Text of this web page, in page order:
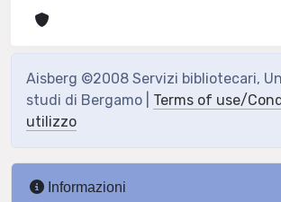
Aisberg ©2008 Servizi bibliotecari,
studi di Bergamo | Terms of use/
utilizzo
Informazioni